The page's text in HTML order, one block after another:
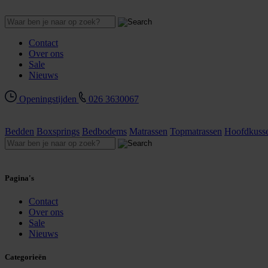
Contact
Over ons
Sale
Nieuws
Openingstijden 026 3630067
Bedden Boxsprings Bedbodems Matrassen Topmatrassen
Pagina's
Contact
Over ons
Sale
Nieuws
Categorieën